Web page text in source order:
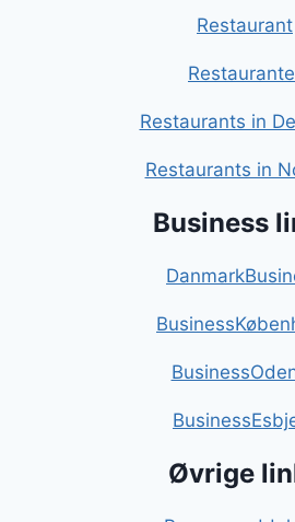
Restaurant
Restaurants in
Restaurants in
Business
Øvrige